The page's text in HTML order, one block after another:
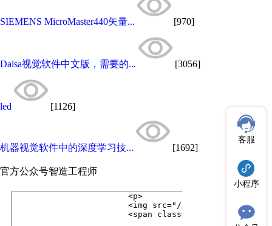
SIEMENS MicroMaster440矢量... [970]
Dalsa视觉软件中文版，需要的... [3056]
led [1126]
机器视觉软件中的深度学习技... [1692]
官方公众号智造工程师
客服
小程序